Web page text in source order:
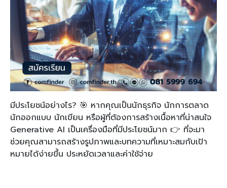
มีประโยชน์อย่างไร? 🎯 หากคุณเป็นนักธุรกิจ นักการตลาด
นักออกแบบ นักเขียน หรือผู้ที่ต้องการสร้างเนื้อหาที่น่าสนใจ
Generative AI เป็นเครื่องมือที่มีประโยชน์มาก 👉 ที่จะมา
ช่วยคุณสามารถสร้างรูปภาพและบทความที่เหมาะสมกับเป้า
หมายได้ง่ายขึ้น ประหยัดเวลาและค่าใช้จ่าย